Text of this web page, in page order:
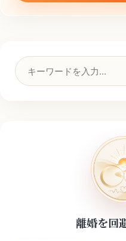
検
索
離婚を回